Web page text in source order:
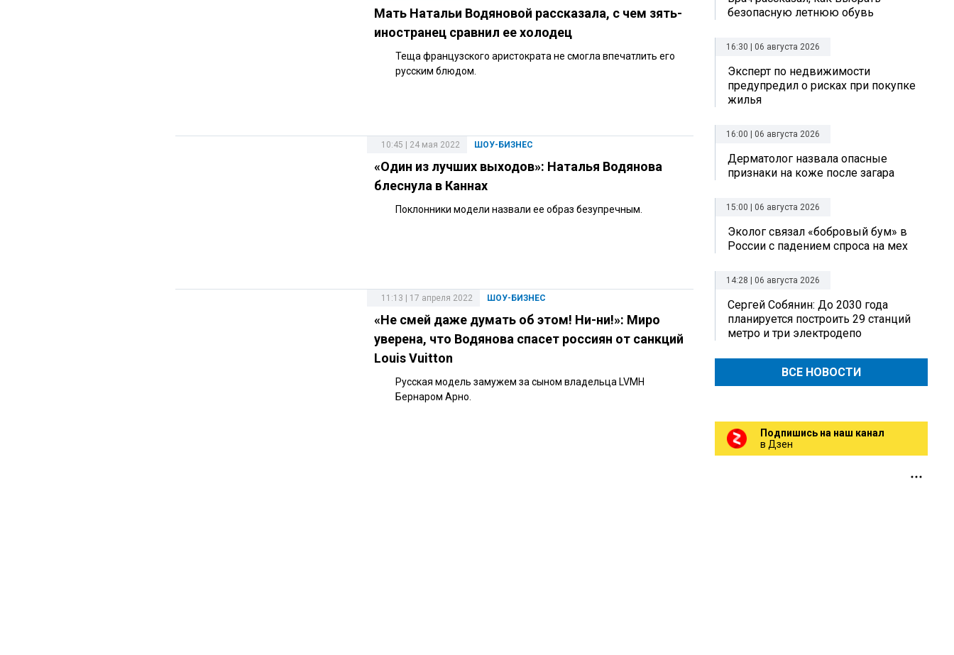
Мать Натальи Водяновой рассказала, с чем зять-
иностранец сравнил ее холодец
Теща французского аристократа не смогла впечатлить его
русским блюдом.
ШОУ-БИЗНЕС
10:45 | 24 мая 2022
«Один из лучших выходов»: Наталья Водянова
блеснула в Каннах
Поклонники модели назвали ее образ безупречным.
ШОУ-БИЗНЕС
11:13 | 17 апреля 2022
«Не смей даже думать об этом! Ни-ни!»: Миро
уверена, что Водянова спасет россиян от санкций
Louis Vuitton
Русская модель замужем за сыном владельца LVMH
Бернаром Арно.
безопасную летнюю обувь
16:30 | 06 августа 2026
Эксперт по недвижимости
предупредил о рисках при покупке
жилья
16:00 | 06 августа 2026
Дерматолог назвала опасные
признаки на коже после загара
15:00 | 06 августа 2026
Эколог связал «бобровый бум» в
России с падением спроса на мех
14:28 | 06 августа 2026
Сергей Собянин: До 2030 года
планируется построить 29 станций
метро и три электродепо
ВСЕ НОВОСТИ
Подпишись на наш канал
в Дзен